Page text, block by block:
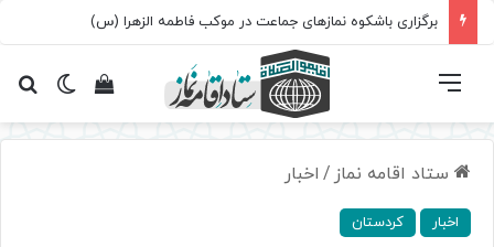
برگزاری باشکوه نمازهای جماعت در موکب فاطمه الزهرا (س)
تغییرمشاهده فهرست
ستاد اقامه نماز / اخبار
اخبار کردستان